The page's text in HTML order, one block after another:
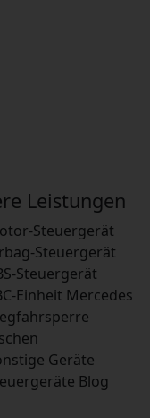
Leistungen
Steuergerät
Steuergerät
Steuergerät
Einheit Mercedes
Geräte
Blog